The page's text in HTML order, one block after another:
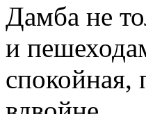
Дамба не
и
спокойная,